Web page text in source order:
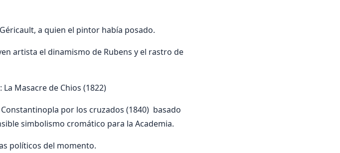
a quien el pintor había posado.
artista el dinamismo de Rubens y el rastro de
Masacre de Chios (1822)
por los cruzados (1840) basado
simbolismo cromático para la Academia.
políticos del momento.